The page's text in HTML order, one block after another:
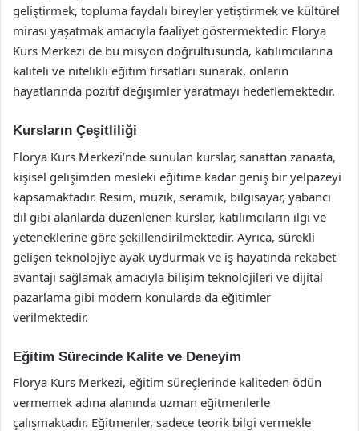
geliştirmek, topluma faydalı bireyler yetiştirmek ve kültürel
mirası yaşatmak amacıyla faaliyet göstermektedir. Florya
Kurs Merkezi de bu misyon doğrultusunda, katılımcılarına
kaliteli ve nitelikli eğitim fırsatları sunarak, onların
hayatlarında pozitif değişimler yaratmayı hedeflemektedir.
Kursların Çeşitliliği
Florya Kurs Merkezi’nde sunulan kurslar, sanattan zanaata,
kişisel gelişimden mesleki eğitime kadar geniş bir yelpazeyi
kapsamaktadır. Resim, müzik, seramik, bilgisayar, yabancı
dil gibi alanlarda düzenlenen kurslar, katılımcıların ilgi ve
yeteneklerine göre şekillendirilmektedir. Ayrıca, sürekli
gelişen teknolojiye ayak uydurmak ve iş hayatında rekabet
avantajı sağlamak amacıyla bilişim teknolojileri ve dijital
pazarlama gibi modern konularda da eğitimler
verilmektedir.
Eğitim Sürecinde Kalite ve Deneyim
Florya Kurs Merkezi, eğitim süreçlerinde kaliteden ödün
vermemek adına alanında uzman eğitmenlerle
çalışmaktadır. Eğitmenler, sadece teorik bilgi vermekle